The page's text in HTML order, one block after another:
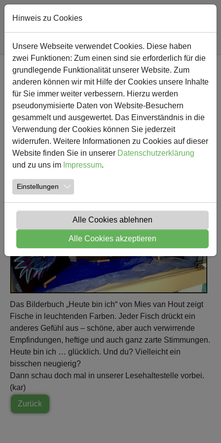
Zum Hauptinhalt springen
Sie sind hier:
Südschule Nachricht
NEWS
Heute bin ich...
03.02.2013 Aktuelles
Das Bilderbuch „Heute bin ich“ von Mies van Hout zeigt
Fische in leuchtenden Farben. Jeder Fisch drückt ein
anderes Gefühl aus – schöne, aber auch verwirrende
Empfindungen, heftige und auch ganz zarte Stimmungen.
Heute bin ich … glücklich. Und du? Vielleicht ein
bisschen neugierig?
Dann schau doch mal in unserer Lesehaltestelle vorbei.
(kar)
Zurück
Hinweis zu Cookies
Unsere Webseite verwendet Cookies. Diese haben
zwei Funktionen: Zum einen sind sie erforderlich für die
grundlegende Funktionalität unserer Website. Zum
anderen können wir mit Hilfe der Cookies unsere Inhalte
für Sie immer weiter verbessern. Hierzu werden
pseudonymisierte Daten von Website-Besuchern
gesammelt und ausgewertet. Das Einverständnis in die
Verwendung der Cookies können Sie jederzeit
widerrufen. Weitere Informationen zu Cookies auf dieser
Website finden Sie in unserer Datenschutzerklärung
und zu uns im Impressum.
Einstellungen
Alle Cookies ablehnen
Alle Cookies akzeptieren